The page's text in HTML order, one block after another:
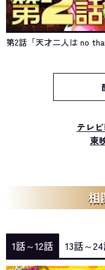
第2話「天才二人は no
テレ
東
相
1話～12話 13話～